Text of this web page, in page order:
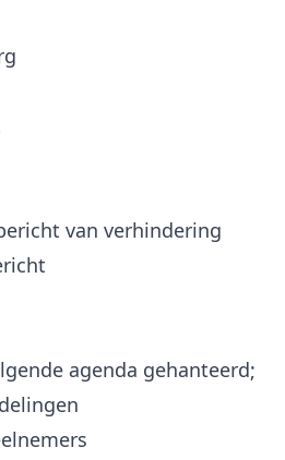
van verhindering
agenda gehanteerd;